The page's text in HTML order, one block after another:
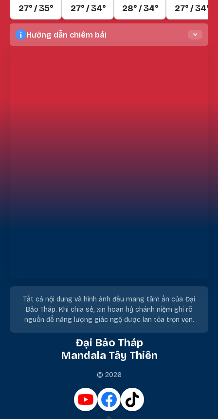
27° / 35° 27° / 34° 28° / 34° 27° / 34°
Hướng dẫn chiêm bái
Tất cả nội dung và hình ảnh đều mang tâm ấn của Đại
Bảo Tháp. Khi chia sẻ, xin hoan hỷ chánh niệm ghi rõ
nguồn để năng lượng giác ngộ được lan tỏa trọn vẹn.
Đại Bảo Tháp
Mandala Tây Thiên
© 2026